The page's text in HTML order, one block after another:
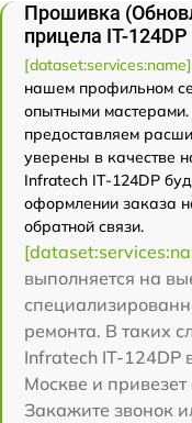
Прошивка
прицела IT-
нашем профильном
опытными
предоставляем
уверены в качестве
Infratech IT-124DP
оформлении заказа
обратной связи.
выполняется на
ремонта. В таких
Infratech IT-124DP
Москве и привезет
Закажите звонок